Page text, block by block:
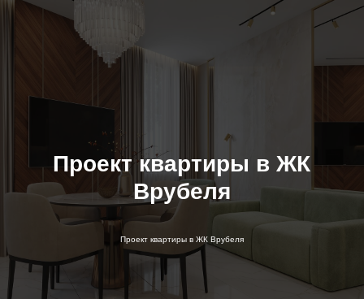
Проект квартиры в ЖК
Врубеля
Проект квартиры в ЖК Врубеля